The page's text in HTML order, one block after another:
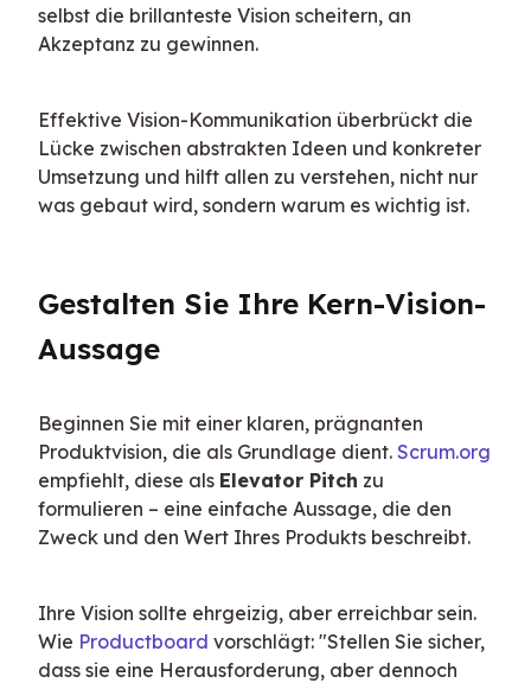
selbst die brillanteste Vision scheitern, an
Akzeptanz zu gewinnen.
Effektive Vision-Kommunikation überbrückt die
Lücke zwischen abstrakten Ideen und konkreter
Umsetzung und hilft allen zu verstehen, nicht nur
was gebaut wird, sondern warum es wichtig ist.
Gestalten Sie Ihre Kern-Vision-
Aussage
Beginnen Sie mit einer klaren, prägnanten
Produktvision, die als Grundlage dient. Scrum.org
empfiehlt, diese als Elevator Pitch zu
formulieren – eine einfache Aussage, die den
Zweck und den Wert Ihres Produkts beschreibt.
Ihre Vision sollte ehrgeizig, aber erreichbar sein.
Wie Productboard vorschlägt: "Stellen Sie sicher,
dass sie eine Herausforderung, aber dennoch